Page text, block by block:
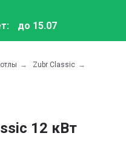
до 15.07
→ Zubr Classic →
12 кВт